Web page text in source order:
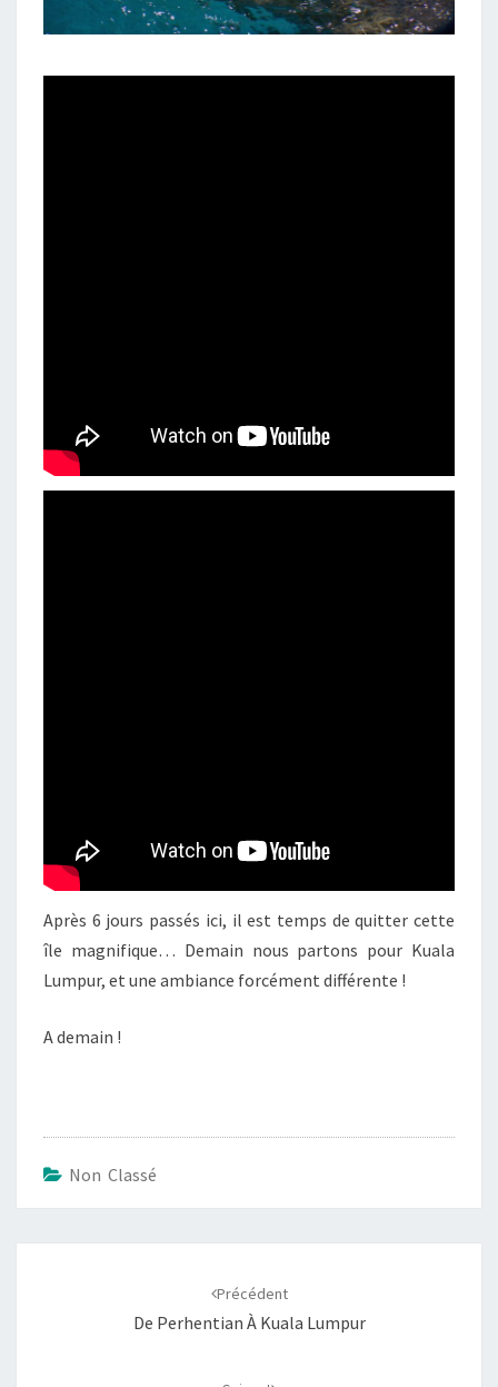
Après 6 jours passés ici, il est temps de quitter cette
île magnifique… Demain nous partons pour Kuala
Lumpur, et une ambiance forcément différente !
A demain !
Non Classé
Précédent
De Perhentian À Kuala Lumpur